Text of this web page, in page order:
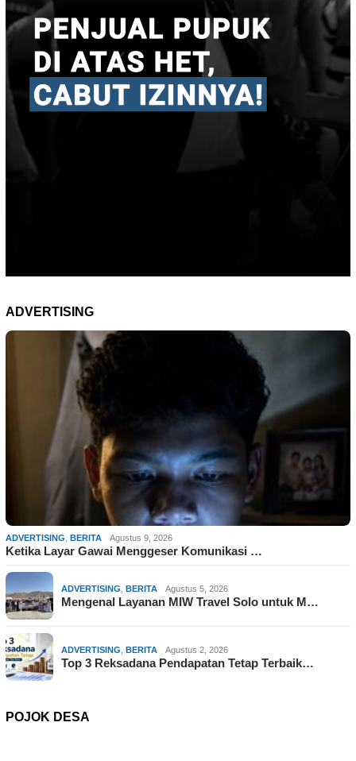
ADVERTISING
ADVERTISING BERITA Agustus 9, 2026
Ketika Layar Gawai Menggeser Komunikasi …
ADVERTISING BERITA Agustus 5, 2026
Mengenal Layanan MIW Travel Solo untuk M…
ADVERTISING BERITA Agustus 2, 2026
Top 3 Reksadana Pendapatan Tetap Terbaik…
POJOK DESA